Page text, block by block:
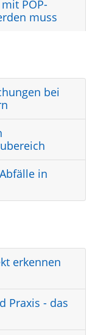
POP-
muss
bei
in
erkennen
Praxis - das